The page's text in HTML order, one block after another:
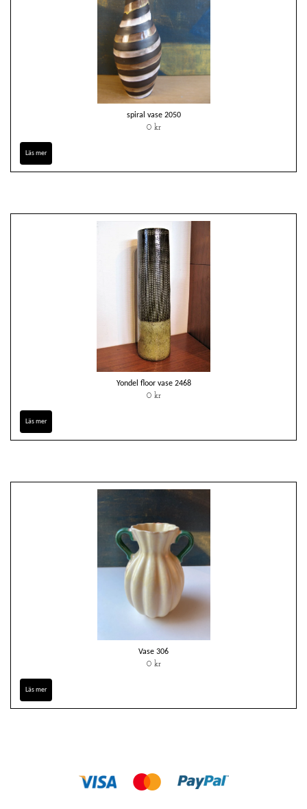
spiral vase 2050
0 kr
Läs mer
Yondel floor vase 2468
0 kr
Läs mer
Vase 306
0 kr
Läs mer